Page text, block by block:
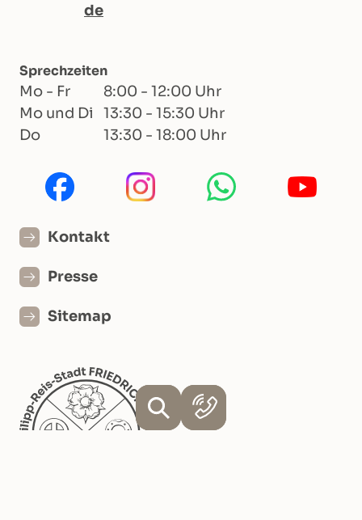
de
Sprechzeiten
Mo - Fr
8:00 - 12:00 Uhr
Mo und Di
13:30 - 15:30 Uhr
Do
13:30 - 18:00 Uhr
Kontakt
Presse
Sitemap